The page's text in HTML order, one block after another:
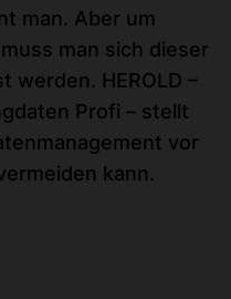
man. Aber um
man sich dieser
werden. HEROLD –
Profi – stellt
vor
kann.